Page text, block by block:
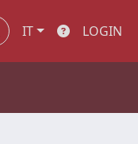
IT LOGIN